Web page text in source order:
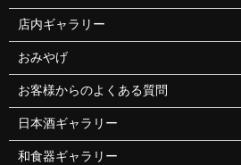
店内ギャラリー
おみやげ
お客様からのよくある質問
日本酒ギャラリー
和食器ギャラリー